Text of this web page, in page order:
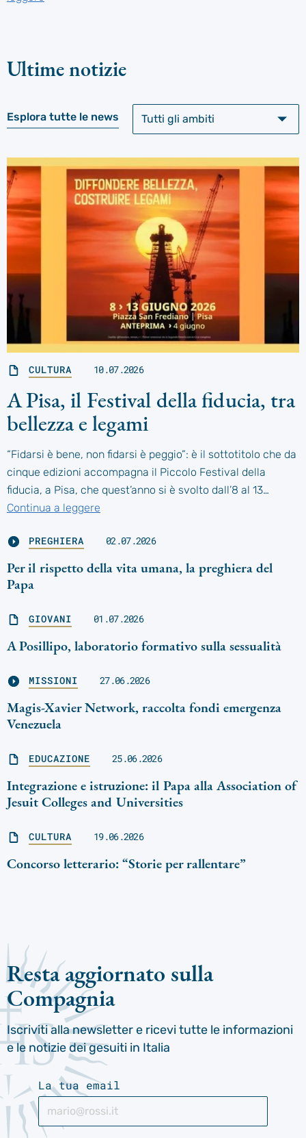
Ultime notizie
Esplora tutte le news
CULTURA 10.07.2026
A Pisa, il Festival della fiducia, tra
bellezza e legami
“Fidarsi è bene, non fidarsi è peggio”: è il sottotitolo che da
cinque edizioni accompagna il Piccolo Festival della
fiducia, a Pisa, che quest’anno si è svolto dall’8 al 13…
Continua a leggere
PREGHIERA 02.07.2026
Per il rispetto della vita umana, la preghiera del
Papa
GIOVANI 01.07.2026
A Posillipo, laboratorio formativo sulla sessualità
MISSIONI 27.06.2026
Magis-Xavier Network, raccolta fondi emergenza
Venezuela
EDUCAZIONE 25.06.2026
Integrazione e istruzione: il Papa alla Association of
Jesuit Colleges and Universities
CULTURA 19.06.2026
Concorso letterario: “Storie per rallentare”
Resta aggiornato sulla
Compagnia
Iscriviti alla newsletter e ricevi tutte le informazioni
e le notizie dei gesuiti in Italia
La tua email